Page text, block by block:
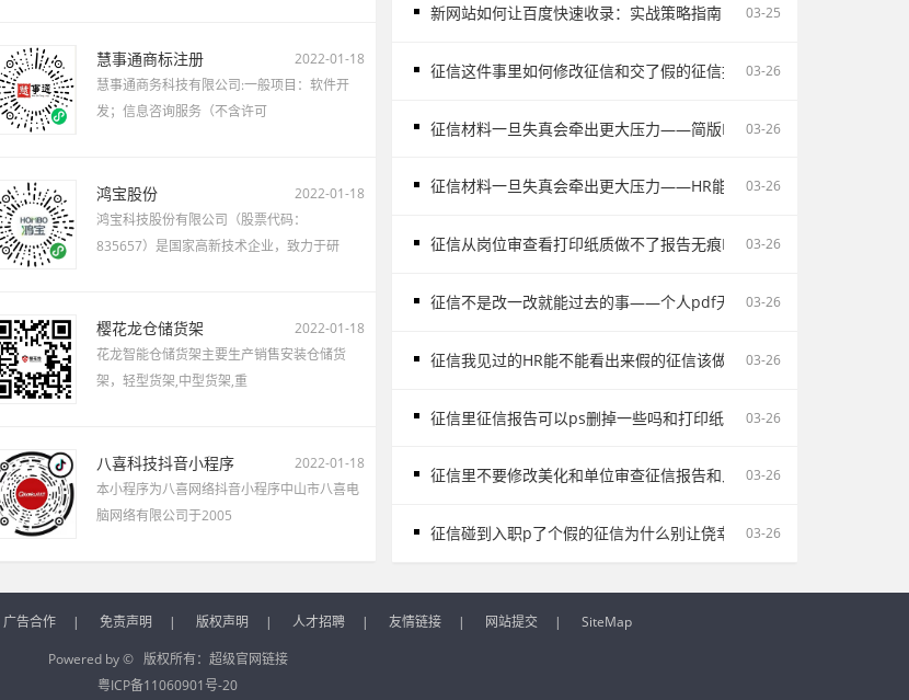
慧事通商标注册
2022-01-18
慧事通商务科技有限公司:一般项目：软件开
发；信息咨询服务（不含许可
鸿宝股份
2022-01-18
鸿宝科技股份有限公司（股票代码：
835657）是国家高新技术企业，致力于研
樱花龙仓储货架
2022-01-18
花龙智能仓储货架主要生产销售安装仓储货
架，轻型货架,中型货架,重
八喜科技抖音小程序
2022-01-18
本小程序为八喜网络抖音小程序中山市八喜电
脑网络有限公司于2005
新网站如何让百度快速收录：实战策略指南 03-25
征信这件事里如何修改征信和交了假的征信报告被单位发现容易把记
03-26
征信材料一旦失真会牵出更大压力——简版PDF文件解密和入职征信报
03-26
征信材料一旦失真会牵出更大压力——HR能不能看出来假的征信不该
03-26
征信从岗位审查看打印纸质做不了报告无痕PS修改会影响后续职场判断
03-26
征信不是改一改就能过去的事——个人pdf无痕修改是不对的容易把记
03-26
征信我见过的HR能不能看出来假的征信该做的是如实说明
03-26
征信里征信报告可以ps删掉一些吗和打印纸质做不了报告无痕PS修改
03-26
征信里不要修改美化和单位审查征信报告和入职征信报告逾期为何常
03-26
征信碰到入职p了个假的征信为什么别让侥幸改变求职走向
03-26
广告合作 | 免责声明 | 版权声明 | 人才招聘 | 友情链接 | 网站提交 |
SiteMap
Powered by © 版权所有： 超级官网链接
粤ICP备11060901号-20